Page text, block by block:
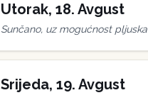
Utorak, 18. Avgust
Sunčano, uz mogućnost pljuska
Srijeda, 19. Avgust